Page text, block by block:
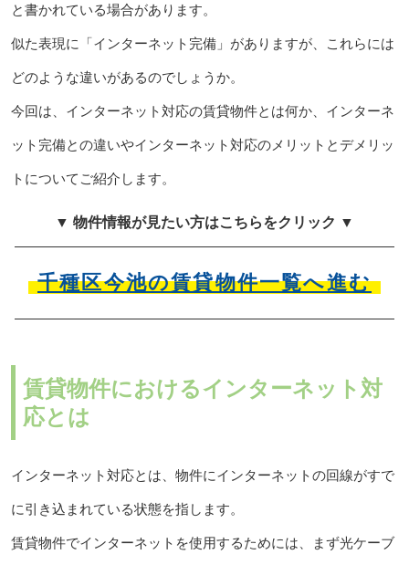
と書かれている場合があります。
似た表現に「インターネット完備」がありますが、これらには
どのような違いがあるのでしょうか。
今回は、インターネット対応の賃貸物件とは何か、インターネ
ット完備との違いやインターネット対応のメリットとデメリッ
トについてご紹介します。
▼ 物件情報が見たい方はこちらをクリック ▼
千種区今池の賃貸物件一覧へ進む
賃貸物件におけるインターネット対
応とは
インターネット対応とは、物件にインターネットの回線がすで
に引き込まれている状態を指します。
賃貸物件でインターネットを使用するためには、まず光ケーブ